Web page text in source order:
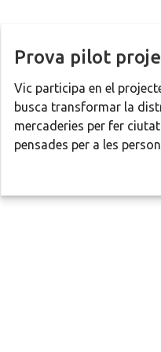
Prova pilot
Vic participa en el
busca transformar la
mercaderies per fer
pensades per a les